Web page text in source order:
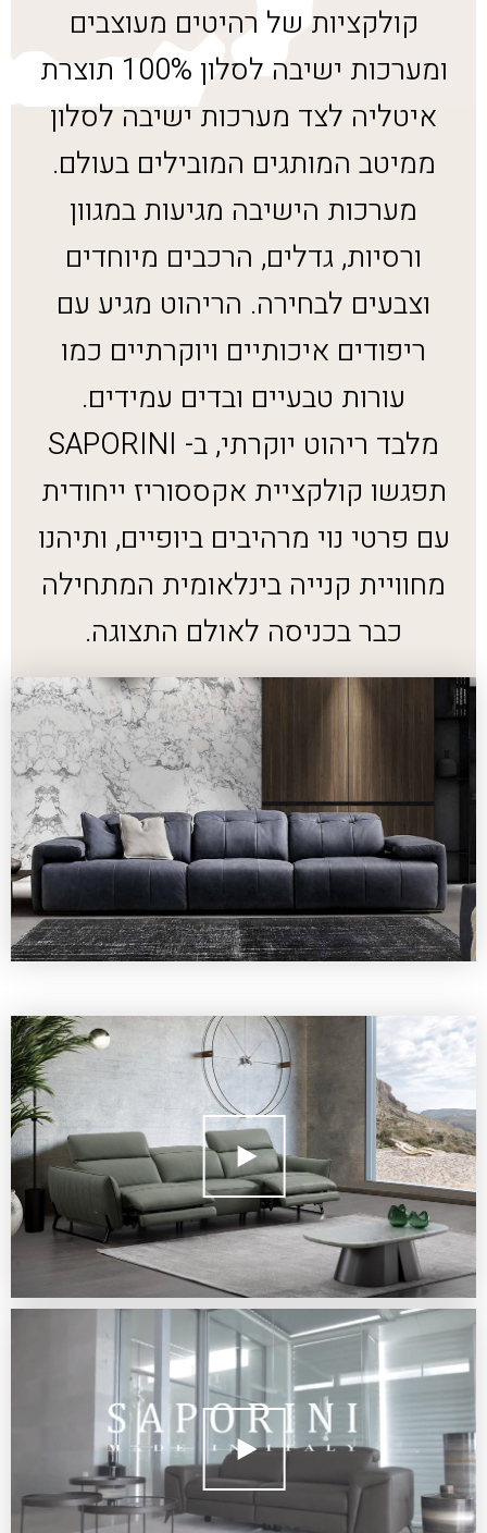
קולקציות של רהיטים מעוצבים
ומערכות ישיבה לסלון 100% תוצרת
איטליה לצד מערכות ישיבה לסלון
ממיטב המותגים המובילים בעולם.
מערכות הישיבה מגיעות במגוון
ורסיות, גדלים, הרכבים מיוחדים
וצבעים לבחירה. הריהוט מגיע עם
ריפודים איכותיים ויוקרתיים כמו
עורות טבעיים ובדים עמידים.
מלבד ריהוט יוקרתי, ב- SAPORINI
תפגשו קולקציית אקססוריז ייחודית
עם פרטי נוי מרהיבים ביופיים, ותיהנו
מחוויית קנייה בינלאומית המתחילה
כבר בכניסה לאולם התצוגה.